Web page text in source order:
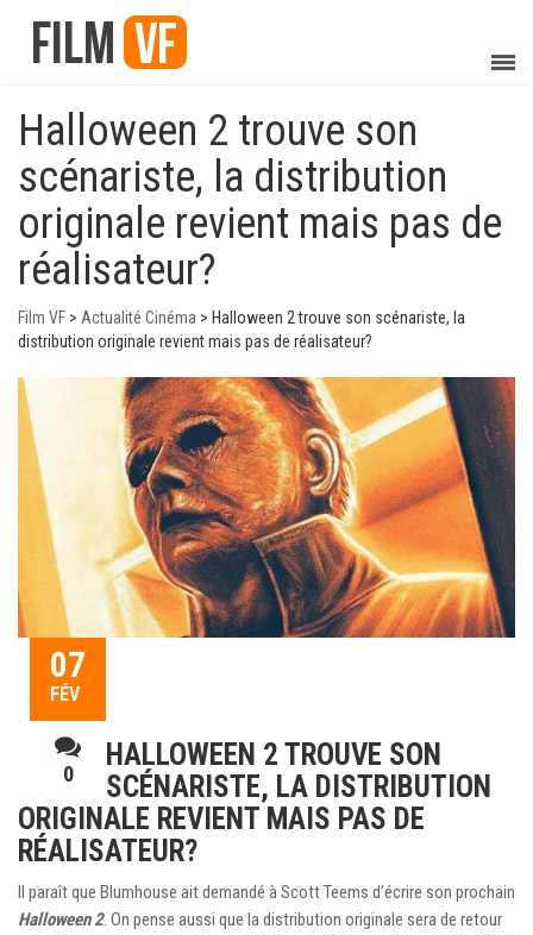
Halloween 2 trouve son
scénariste, la distribution
originale revient mais pas de
réalisateur?
Film VF > Actualité Cinéma > Halloween 2 trouve son scénariste, la
distribution originale revient mais pas de réalisateur?
07
FÉV
0
HALLOWEEN 2 TROUVE SON
SCÉNARISTE, LA DISTRIBUTION
ORIGINALE REVIENT MAIS PAS DE
RÉALISATEUR?
Il paraît que Blumhouse ait demandé à Scott Teems d’écrire son prochain
Halloween 2. On pense aussi que la distribution originale sera de retour